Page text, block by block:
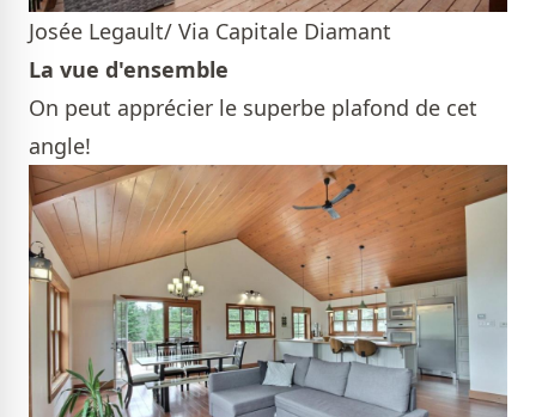
Josée Legault/ Via Capitale Diamant
La vue d'ensemble
On peut apprécier le superbe plafond de cet
angle!